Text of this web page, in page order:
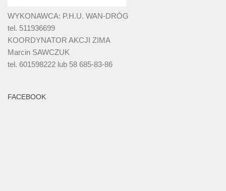
WYKONAWCA: P.H.U. WAN-DRÓG
tel. 511936699
KOORDYNATOR AKCJI ZIMA
Marcin SAWCZUK
tel. 601598222 lub 58 685-83-86
FACEBOOK